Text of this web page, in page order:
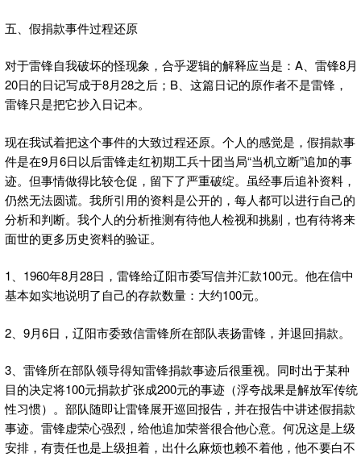
五、假捐款事件过程还原
对于雷锋自我破坏的怪现象，合乎逻辑的解释应当是：A、雷锋8月
20日的日记写成于8月28之后；B、这篇日记的原作者不是雷锋，
雷锋只是把它抄入日记本。
现在我试着把这个事件的大致过程还原。个人的感觉是，假捐款事
件是在9月6日以后雷锋走红初期工兵十团当局“当机立断”追加的事
迹。但事情做得比较仓促，留下了严重破绽。虽经事后追补资料，
仍然无法圆谎。我所引用的资料是公开的，每人都可以进行自己的
分析和判断。我个人的分析推测有待他人检视和挑剔，也有待将来
面世的更多历史资料的验证。
1、1960年8月28日，雷锋给辽阳市委写信并汇款100元。他在信中
基本如实地说明了自己的存款数量：大约100元。
2、9月6日，辽阳市委致信雷锋所在部队表扬雷锋，并退回捐款。
3、雷锋所在部队领导得知雷锋捐款事迹后很重视。同时出于某种
目的决定将100元捐款扩张成200元的事迹（浮夸战果是解放军传统
性习惯）。部队随即让雷锋展开巡回报告，并在报告中讲述假捐款
事迹。雷锋虚荣心强烈，给他追加荣誉很合他心意。何况这是上级
安排，有责任也是上级担着，出什么麻烦也赖不着他，他不要白不